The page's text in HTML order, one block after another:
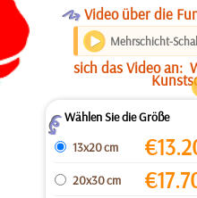
OVideo über die
Mehrschicht-
sich das Video an:
ZWählen Sie die Größe
13x20 cm
€
20x30 cm €